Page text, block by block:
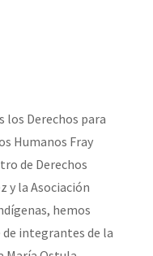
los Derechos para
Humanos Fray
de Derechos
y la Asociación
hemos
integrantes de la